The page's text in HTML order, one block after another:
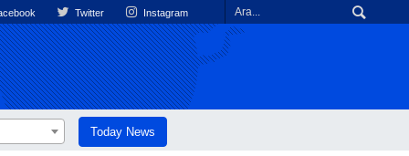
Twitter Instagram
Today News